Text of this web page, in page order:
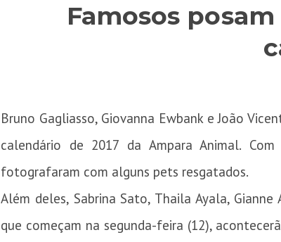
Famosos
Bruno Gagliasso, Giovanna Ewbank e João
calendário de 2017 da Ampara Animal.
fotografaram com alguns pets resgatados.
Além deles, Sabrina Sato, Thaila Ayala,
que começam na segunda-feira (12),